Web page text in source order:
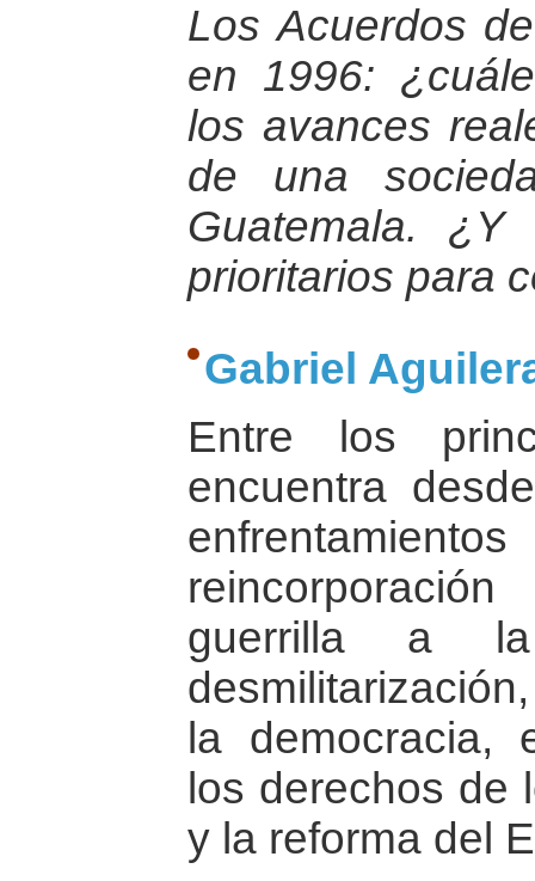
Los Acuerdos
en 1996:
los avances
de una
Guatemala.
prioritarios para
Gabriel
Entre los
encuentra
guerrilla a
la democracia,
los derechos de
y la reforma del